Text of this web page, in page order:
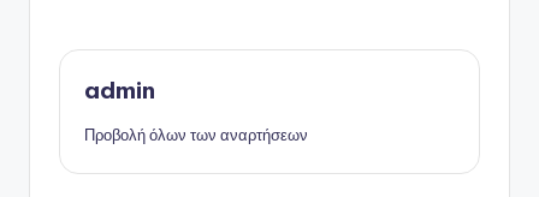
admin
Προβολή όλων των αναρτήσεων